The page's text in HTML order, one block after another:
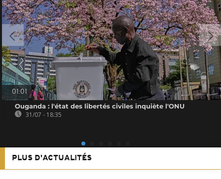
01:01
Ouganda : l'état des libertés civiles inquiète l'ONU
31/07 - 18:35
PLUS D'ACTUALITÉS